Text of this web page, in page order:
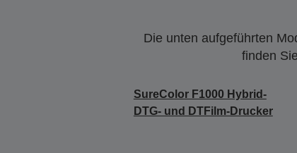
Die unten aufgeführten
finden
SureColor F1000 Hybrid-
DTG- und DTFilm-Drucker